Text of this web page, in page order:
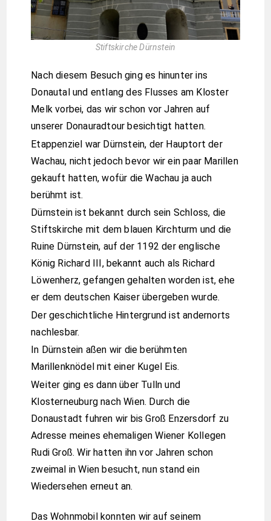
Stiftskirche Dürnstein
Nach diesem Besuch ging es hinunter ins
Donautal und entlang des Flusses am Kloster
Melk vorbei, das wir schon vor Jahren auf
unserer Donauradtour besichtigt hatten.
Etappenziel war Dürnstein, der Hauptort der
Wachau, nicht jedoch bevor wir ein paar Marillen
gekauft hatten, wofür die Wachau ja auch
berühmt ist.
Dürnstein ist bekannt durch sein Schloss, die
Stiftskirche mit dem blauen Kirchturm und die
Ruine Dürnstein, auf der 1192 der englische
König Richard III, bekannt auch als Richard
Löwenherz, gefangen gehalten worden ist, ehe
er dem deutschen Kaiser übergeben wurde.
Der geschichtliche Hintergrund ist andernorts
nachlesbar.
In Dürnstein aßen wir die berühmten
Marillenknödel mit einer Kugel Eis.
Weiter ging es dann über Tulln und
Klosterneuburg nach Wien. Durch die
Donaustadt fuhren wir bis Groß Enzersdorf zu
Adresse meines ehemaligen Wiener Kollegen
Rudi Groß. Wir hatten ihn vor Jahren schon
zweimal in Wien besucht, nun stand ein
Wiedersehen erneut an.
Das Wohnmobil konnten wir auf seinem